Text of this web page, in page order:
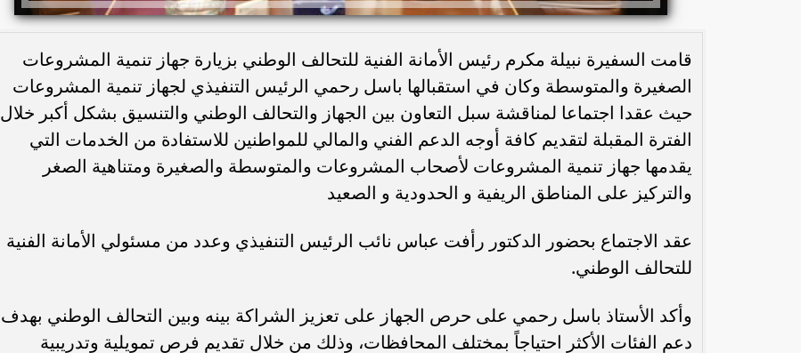
قامت السفيرة نبيلة مكرم رئيس الأمانة الفنية للتحالف الوطني بزيارة جهاز تنمية المشروعات
الصغيرة والمتوسطة وكان في استقبالها باسل رحمي الرئيس التنفيذي لجهاز تنمية المشروعات
حيث عقدا اجتماعا لمناقشة سبل التعاون بين الجهاز والتحالف الوطني والتنسيق بشكل أكبر خلال
الفترة المقبلة لتقديم كافة أوجه الدعم الفني والمالي للمواطنين للاستفادة من الخدمات التي
يقدمها جهاز تنمية المشروعات لأصحاب المشروعات والمتوسطة والصغيرة ومتناهية الصغر
والتركيز على المناطق الريفية و الحدودية و الصعيد
عقد الاجتماع بحضور الدكتور رأفت عباس نائب الرئيس التنفيذي وعدد من مسئولي الأمانة الفنية
للتحالف الوطني.
وأكد الأستاذ باسل رحمي على حرص الجهاز على تعزيز الشراكة بينه وبين التحالف الوطني بهدف
دعم الفئات الأكثر احتياجاً بمختلف المحافظات، وذلك من خلال تقديم فرص تمويلية وتدريبية